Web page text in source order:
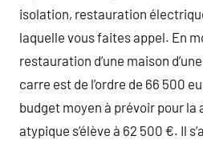
isolation, restauration
laquelle vous faites appel. En
restauration d’une maison
carre est de l’ordre de 66 500
budget moyen à prévoir pour
atypique s’élève à 62 500 €. Il